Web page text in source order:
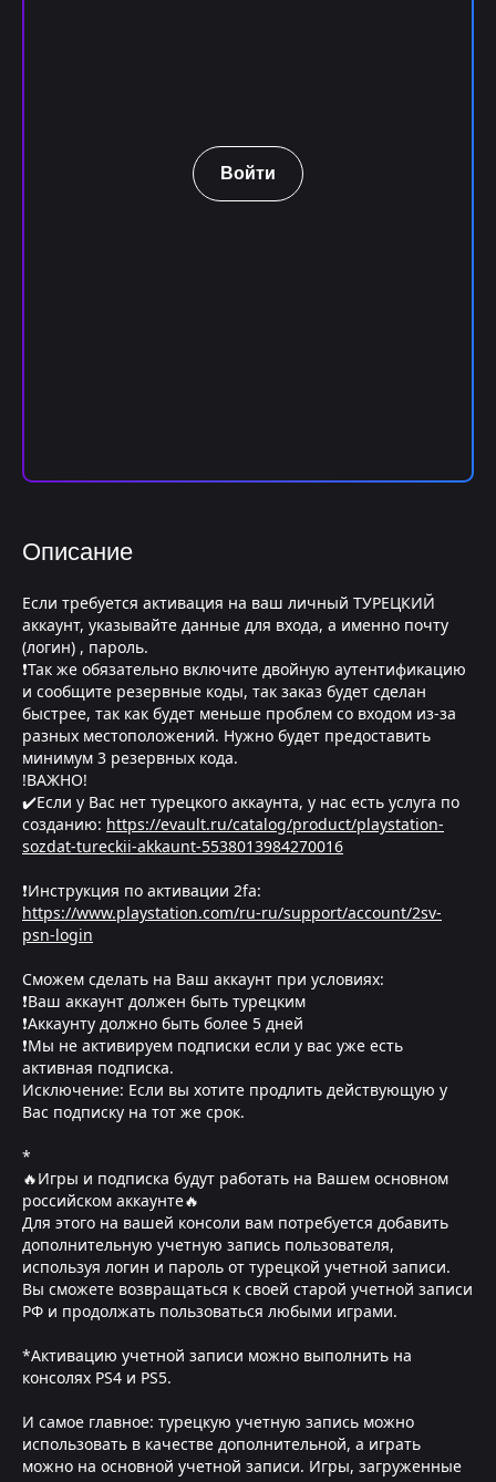
Войти
Описание
Если требуется активация на ваш личный ТУРЕЦКИЙ
аккаунт, указывайте данные для входа, а именно почту
(логин) , пароль.
❗Так же обязательно включите двойную аутентификацию
и сообщите резервные коды, так заказ будет сделан
быстрее, так как будет меньше проблем со входом из-за
разных местоположений. Нужно будет предоставить
минимум 3 резервных кода.
!ВАЖНО!
✔️Если у Вас нет турецкого аккаунта, у нас есть услуга по
созданию: https://evault.ru/catalog/product/playstation-
sozdat-tureckii-akkaunt-5538013984270016
❗Инструкция по активации 2fa:
https://www.playstation.com/ru-ru/support/account/2sv-
psn-login
Сможем сделать на Ваш аккаунт при условиях:
❗Ваш аккаунт должен быть турецким
❗Аккаунту должно быть более 5 дней
❗Мы не активируем подписки если у вас уже есть
активная подписка.
Исключение: Если вы хотите продлить действующую у
Вас подписку на тот же срок.
*
🔥Игры и подписка будут работать на Вашем основном
российском аккаунте🔥
Для этого на вашей консоли вам потребуется добавить
дополнительную учетную запись пользователя,
используя логин и пароль от турецкой учетной записи.
Вы сможете возвращаться к своей старой учетной записи
РФ и продолжать пользоваться любыми играми.
*Активацию учетной записи можно выполнить на
консолях PS4 и PS5.
И самое главное: турецкую учетную запись можно
использовать в качестве дополнительной, а играть
можно на основной учетной записи. Игры, загруженные